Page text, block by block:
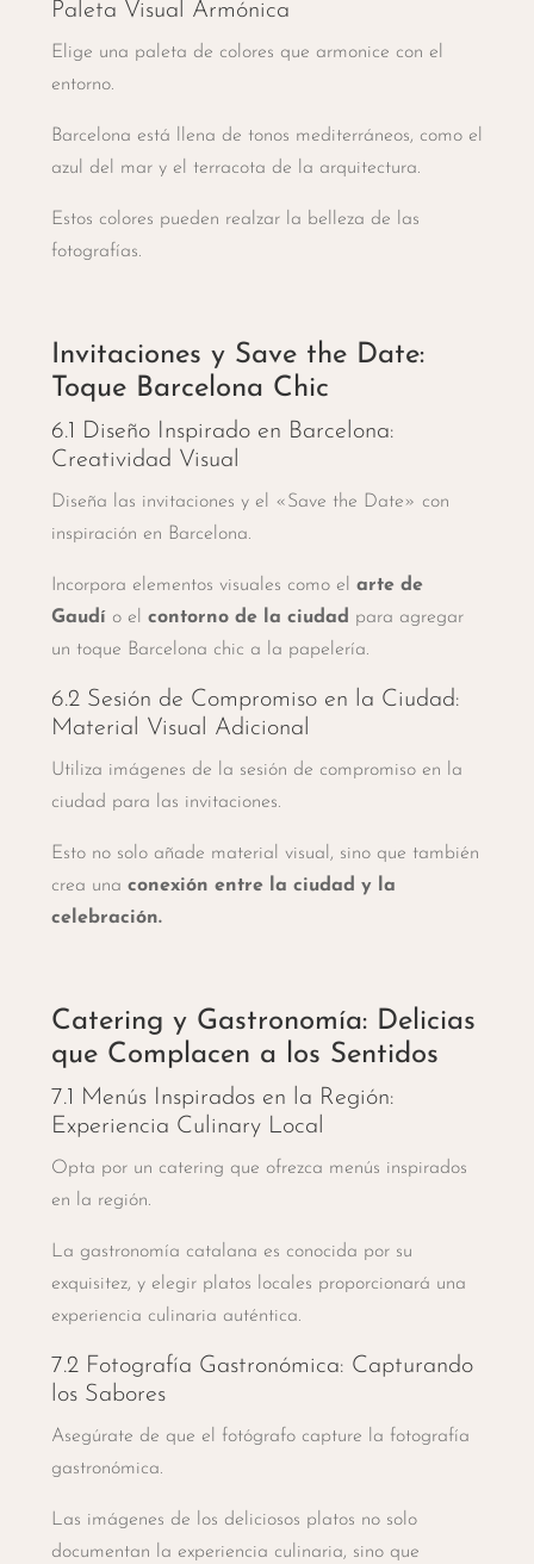
Paleta Visual Armónica
Elige una paleta de colores que armonice con el
entorno.
Barcelona está llena de tonos mediterráneos, como el
azul del mar y el terracota de la arquitectura.
Estos colores pueden realzar la belleza de las
fotografías.
Invitaciones y Save the Date:
Toque Barcelona Chic
6.1 Diseño Inspirado en Barcelona:
Creatividad Visual
Diseña las invitaciones y el «Save the Date» con
inspiración en Barcelona.
Incorpora elementos visuales como el
arte de
Gaudío el contorno de la ciudad para agregar
un toque Barcelona chic a la papelería.
6.2 Sesión de Compromiso en la Ciudad:
Material Visual Adicional
Utiliza imágenes de la sesión de compromiso en la
ciudad para las invitaciones.
Esto no solo añade material visual, sino que también
crea una conexión entre la ciudad y la
celebración.
Catering y Gastronomía: Delicias
que Complacen a los Sentidos
7.1 Menús Inspirados en la Región:
Experiencia Culinary Local
Opta por un catering que ofrezca menús inspirados
en la región.
La gastronomía catalana es conocida por su
exquisitez, y elegir platos locales proporcionará una
experiencia culinaria auténtica.
7.2 Fotografía Gastronómica: Capturando
los Sabores
Asegúrate de que el fotógrafo capture la fotografía
gastronómica.
Las imágenes de los deliciosos platos no solo
documentan la experiencia culinaria, sino que